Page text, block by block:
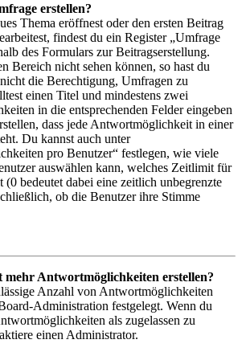
erstellen?
Thema eröffnest oder den ersten Beitrag
findest du ein Register „Umfrage
des Formulars zur Beitragserstellung.
Bereich nicht sehen können, so hast du
die Berechtigung, Umfragen zu
einen Titel und mindestens zwei
in die entsprechenden Felder eingeben
dass jede Antwortmöglichkeit in einer
Du kannst auch unter
pro Benutzer“ festlegen, wie viele
auswählen kann, welches Zeitlimit für
bedeutet dabei eine zeitlich unbegrenzte
ob die Benutzer ihre Stimme
mehr Antwortmöglichkeiten erstellen?
Anzahl von Antwortmöglichkeiten
Administration festgelegt. Wenn du
als zugelassen zu
einen Administrator.